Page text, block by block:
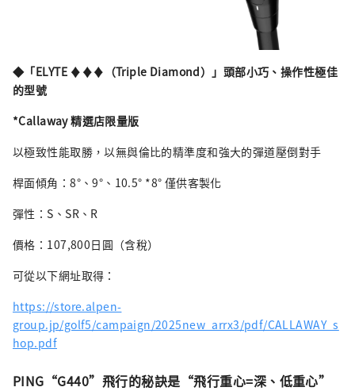
◆「ELYTE ♦♦♦（Triple Diamond）」頭部小巧、操作性極佳
的型號
*Callaway 精選店限量版
以極致性能取勝，以無與倫比的精準度和強大的彈道壓倒對手
桿面傾角：8°、9°、10.5° *8° 僅供客製化
彈性：S、SR、R
價格：107,800日圓（含稅）
可從以下網址取得：
https://store.alpen-
group.jp/golf5/campaign/2025new_arrx3/pdf/CALLAWAY_s
hop.pdf
PING“G440”飛行的秘訣是“飛行重心=深、低重心”